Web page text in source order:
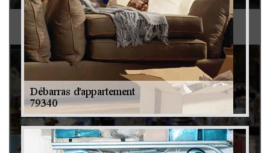
Débarras de grenier et cave 79